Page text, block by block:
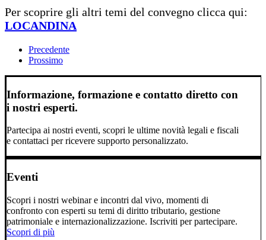
Per scoprire gli altri temi del convegno clicca qui:
LOCANDINA
Precedente
Prossimo
Informazione, formazione e contatto diretto con
i nostri esperti.
Partecipa ai nostri eventi, scopri le ultime novità legali e fiscali
e contattaci per ricevere supporto personalizzato.
Eventi
Scopri i nostri webinar e incontri dal vivo, momenti di
confronto con esperti su temi di diritto tributario, gestione
patrimoniale e internazionalizzazione. Iscriviti per partecipare.
Scopri di più